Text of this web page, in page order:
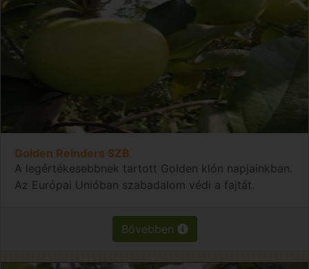
Golden Reinders SZB
A legértékesebbnek tartott Golden klón napjainkban.
Az Európai Unióban szabadalom védi a fajtát.
Bővebben